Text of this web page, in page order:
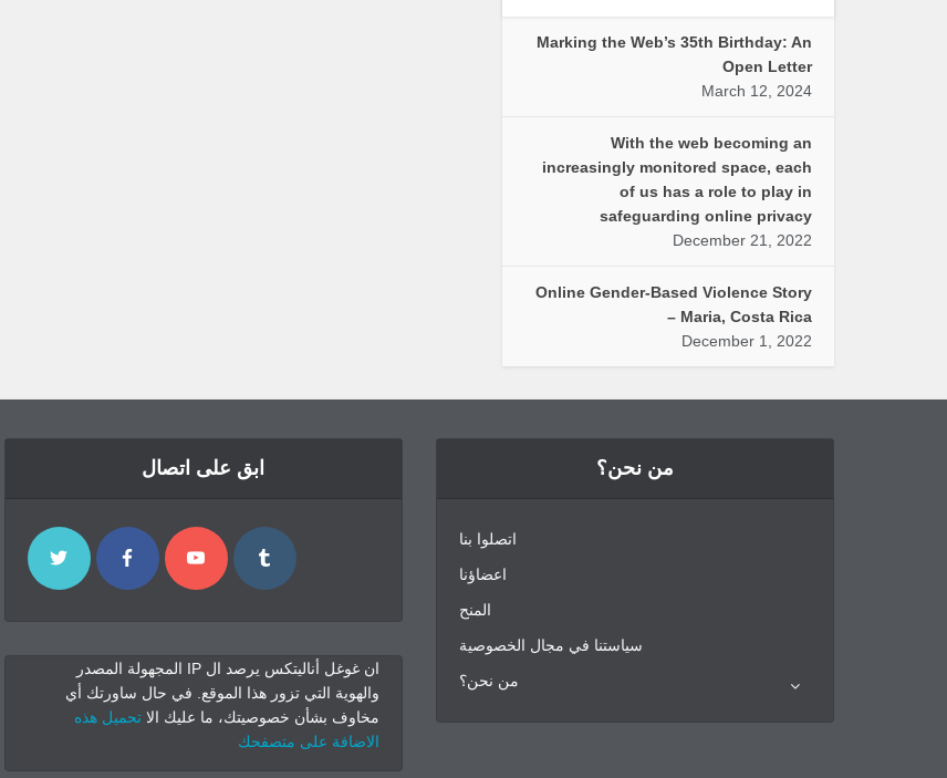
Marking the Web’s 35th Birthday: An
Open Letter
March 12, 2024
With the web becoming an
increasingly monitored space, each
of us has a role to play in
safeguarding online privacy
December 21, 2022
Online Gender-Based Violence Story
– Maria, Costa Rica
December 1, 2022
ابق على اتصال
ان غوغل أناليتكس يرصد ال IP المجهولة المصدر
والهوية التي تزور هذا الموقع. في حال ساورتك أي
مخاوف بشأن خصوصيتك، ما عليك الا تحميل هذه
الاضافة على متصفحك
من نحن؟
اتصلوا بنا
اعضاؤنا
المنح
سياستنا في مجال الخصوصية
من نحن؟